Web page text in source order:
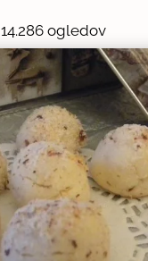
14.286 ogledov